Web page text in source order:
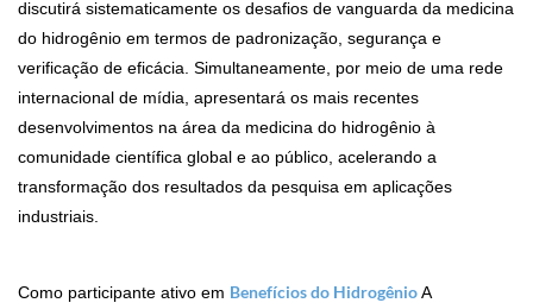
discutirá sistematicamente os desafios de vanguarda da medicina
do hidrogênio em termos de padronização, segurança e
verificação de eficácia. Simultaneamente, por meio de uma rede
internacional de mídia, apresentará os mais recentes
desenvolvimentos na área da medicina do hidrogênio à
comunidade científica global e ao público, acelerando a
transformação dos resultados da pesquisa em aplicações
industriais.
Como participante ativo em Benefícios do HidrogênioA